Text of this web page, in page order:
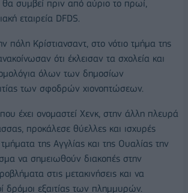
συμβεί πριν από αύριο το πρωί,
εταιρεία DFDS.
πόλη Κρίστιανσαντ, στο νότιο τμήμα της
ότι έκλεισαν τα σχολεία και
όλων των δημοσίων
των σφοδρών χιονοπτώσεων.
έχει ονομαστεί Χενκ, στην άλλη πλευρά
προκάλεσε θύελλες και ισχυρές
της Αγγλίας και της Ουαλίας την
να σημειωθούν διακοπές στην
στις μετακινήσεις και να
δρόμοι εξαιτίας των πλημμυρών.